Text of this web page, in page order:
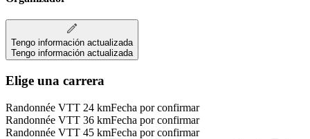
Tengo información actualizada
Tengo información actualizada
Elige una carrera
Randonnée VTT 24 kmFecha por confirmar
Randonnée VTT 36 kmFecha por confirmar
Randonnée VTT 45 kmFecha por confirmar